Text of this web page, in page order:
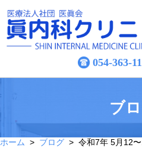
054-363-
ブ
ホーム > ブログ > 令和7年 5月12